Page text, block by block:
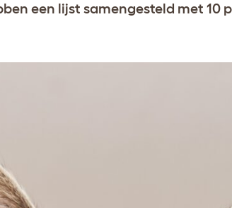
een lijst samengesteld met 10